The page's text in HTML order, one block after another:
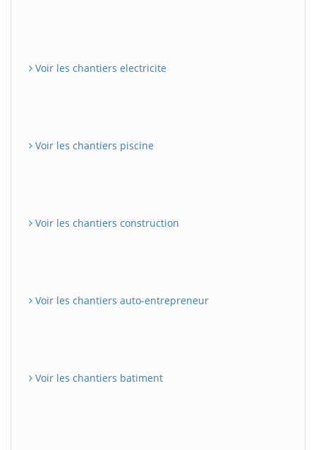
Voir les chantiers electricite
Voir les chantiers piscine
Voir les chantiers construction
Voir les chantiers auto-entrepreneur
Voir les chantiers batiment